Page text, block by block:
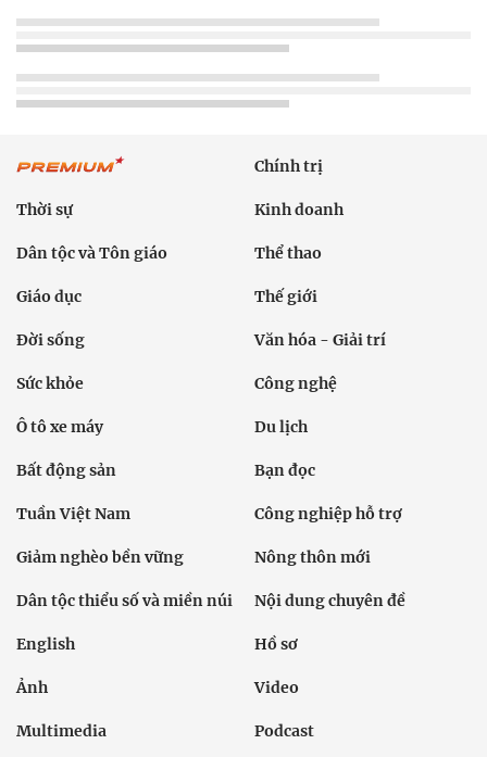
Chính trị
Thời sự Kinh doanh
Dân tộc và Tôn giáo Thể thao
Giáo dục Thế giới
Đời sống Văn hóa - Giải trí
Sức khỏe Công nghệ
Ô tô xe máy Du lịch
Bất động sản Bạn đọc
Tuần Việt Nam Công nghiệp hỗ trợ
Giảm nghèo bền vững Nông thôn mới
Dân tộc thiểu số và miền núi Nội dung chuyên đề
English Hồ sơ
Ảnh Video
Multimedia Podcast